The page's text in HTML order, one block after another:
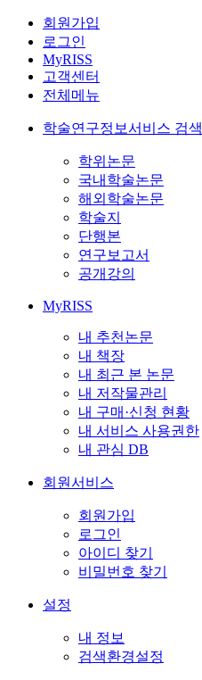
회원가입
로그인
MyRISS
고객센터
전체메뉴
학술연구정보서비스 검색
학위논문
국내학술논문
해외학술논문
학술지
단행본
연구보고서
공개강의
MyRISS
내 추천논문
내 책장
내 최근 본 논문
내 저작물관리
내 구매·신청 현황
내 서비스 사용권한
내 관심 DB
회원서비스
회원가입
로그인
아이디 찾기
비밀번호 찾기
설정
내 정보
검색환경설정